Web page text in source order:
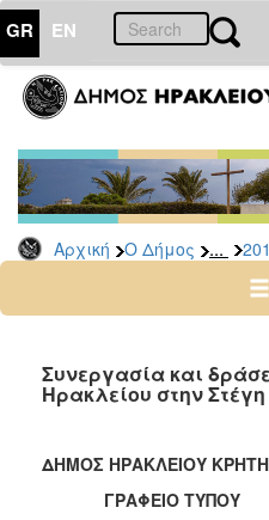
GR EN
Αρχική Ο Δήμος ...
ΔΗΜΟΣ
Δελτία
Τύπου
Αρχείο
2026
2024
2022
2020
2019
Συνεργασία και
Ηρακλείου στην
ΔΗΜΟΣ ΗΡΑΚΛΕΙΟΥ
ΓΡΑΦΕΙΟ ΤΥΠΟΥ